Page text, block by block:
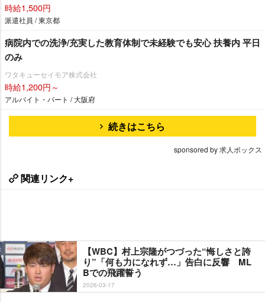
時給1,500円
派遣社員 / 東京都
病院内での洗浄/充実した教育体制で未経験でも安心 扶養内 平日
のみ
ワタキューセイモア株式会社
時給1,200円～
アルバイト・パート / 大阪府
続きはこちら
sponsored by 求人ボックス
関連リンク+
【WBC】村上宗隆がつづった“悔しさと誇
り”「何も力になれず…」告白に反響 ML
Bでの飛躍誓う
2026-03-17